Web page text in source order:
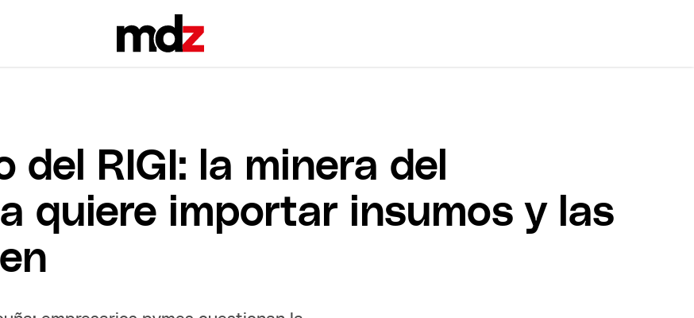
del RIGI: la minera del
quiere importar insumos y las